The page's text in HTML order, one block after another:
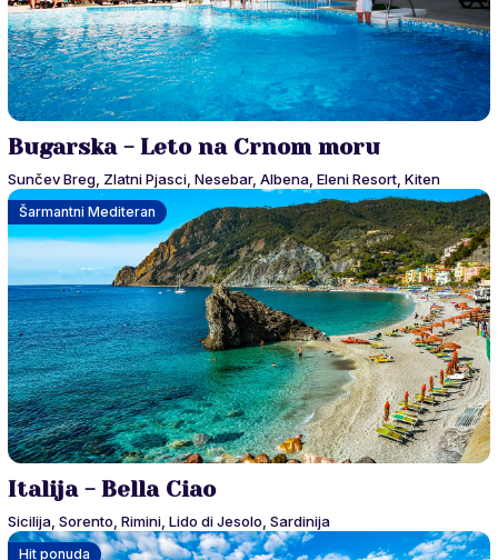
Bugarska - Leto na Crnom moru
Sunčev Breg, Zlatni Pjasci, Nesebar, Albena, Eleni Resort, Kiten
Šarmantni Mediteran
Italija - Bella Ciao
Sicilija, Sorento, Rimini, Lido di Jesolo, Sardinija
Hit ponuda